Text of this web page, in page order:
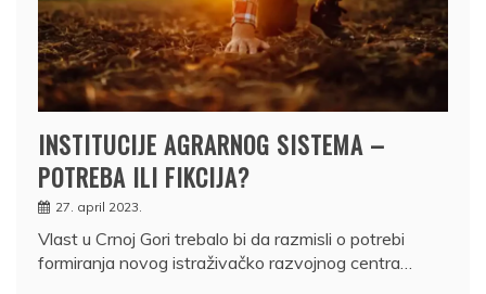
INSTITUCIJE AGRARNOG SISTEMA –
POTREBA ILI FIKCIJA?
27. april 2023.
Vlast u Crnoj Gori trebalo bi da razmisli o potrebi
formiranja novog istraživačko razvojnog centra…